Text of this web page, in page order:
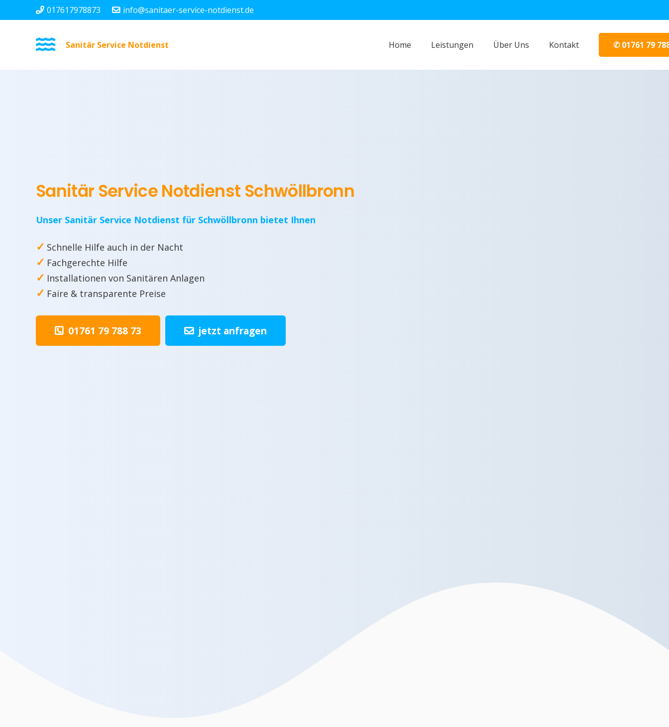
017617978873 info@sanitaer-service-notdienst.de
Sanitär Service Notdienst Home Leistungen Über Uns Kontakt ✆ 01761 79
Sanitär Service Notdienst Schwöllbronn
Unser Sanitär Service Notdienst für Schwöllbronn bietet Ihnen
✓ Schnelle Hilfe auch in der Nacht
✓ Fachgerechte Hilfe
✓ Installationen von Sanitären Anlagen
✓ Faire & transparente Preise
01761 79 788 73 jetzt anfragen